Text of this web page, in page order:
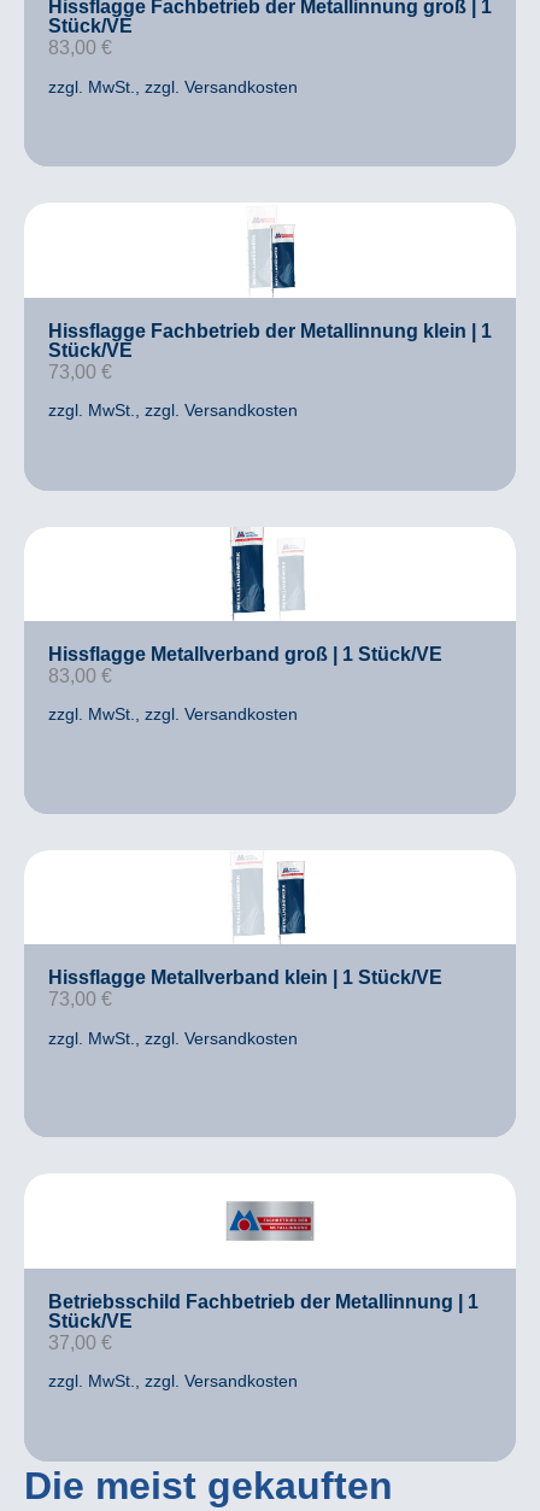
Hissflagge Fachbetrieb der Metallinnung groß | 1
Stück/VE
83,00 €
zzgl. MwSt. , zzgl. Versandkosten
Hissflagge Fachbetrieb der Metallinnung klein | 1
Stück/VE
73,00 €
zzgl. MwSt. , zzgl. Versandkosten
Hissflagge Metallverband groß | 1 Stück/VE
83,00 €
zzgl. MwSt., zzgl. Versandkosten
Hissflagge Metallverband klein | 1 Stück/VE
73,00 €
zzgl. MwSt. , zzgl. Versandkosten
Betriebsschild Fachbetrieb der Metallinnung | 1
Stück/VE
37,00 €
zzgl. MwSt., zzgl. Versandkosten
Die meist gekauften